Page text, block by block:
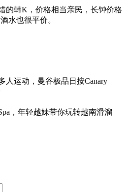
的韩K，价格相当亲民，长钟价格
水也很平价。
人运动，曼谷极品日按Canary
，年轻越妹带你玩转越南滑溜